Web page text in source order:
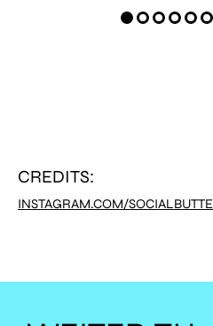
CREDITS:
INSTAGRAM.COM/